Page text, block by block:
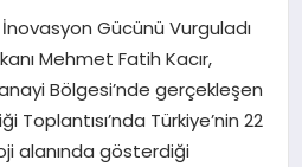
İnovasyon Gücünü Vurguladı
Mehmet Fatih Kacır,
Bölgesi’nde gerçekleşen
Toplantısı’nda Türkiye’nin 22
alanında gösterdiği